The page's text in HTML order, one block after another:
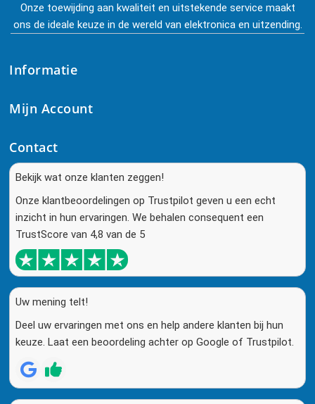
Onze toewijding aan kwaliteit en uitstekende service maakt
ons de ideale keuze in de wereld van elektronica en uitzending.
Informatie
Mijn Account
Contact
Bekijk wat onze klanten zeggen!
Onze klantbeoordelingen op Trustpilot geven u een echt
inzicht in hun ervaringen. We behalen consequent een
TrustScore van 4,8 van de 5
Uw mening telt!
Deel uw ervaringen met ons en help andere klanten bij hun
keuze. Laat een beoordeling achter op Google of Trustpilot.